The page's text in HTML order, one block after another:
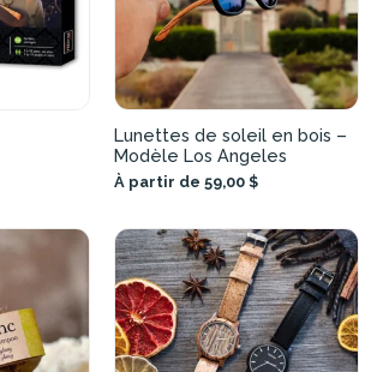
Lunettes de soleil en bois –
Modèle Los Angeles
À partir de 59,00 $